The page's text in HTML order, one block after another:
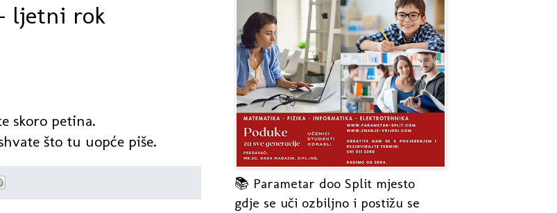
ljetni rok
skoro petina.
što tu uopće piše.
📚 Parametar doo Split mjesto
gdje se uči ozbiljno i postižu se